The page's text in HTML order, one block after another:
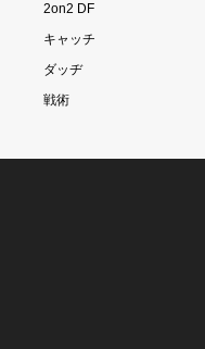
2on2 DF
キャッチ
ダッヂ
戦術